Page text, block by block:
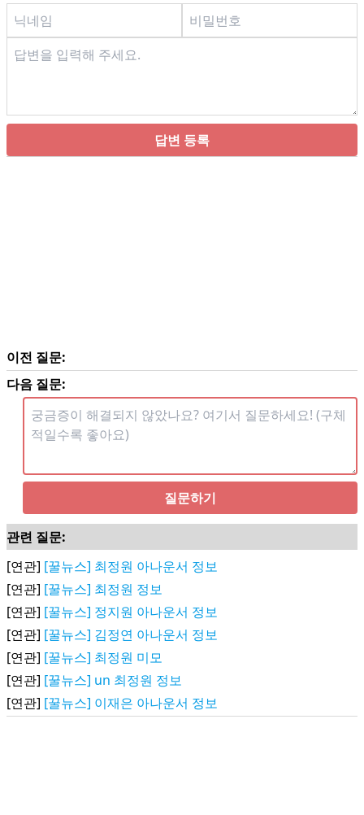
답변 등록
이전 질문:
다음 질문:
질문하기
관련 질문:
[연관] [꿀뉴스] 최정원 아나운서 정보
[연관] [꿀뉴스] 최정원 정보
[연관] [꿀뉴스] 정지원 아나운서 정보
[연관] [꿀뉴스] 김정연 아나운서 정보
[연관] [꿀뉴스] 최정원 미모
[연관] [꿀뉴스] un 최정원 정보
[연관] [꿀뉴스] 이재은 아나운서 정보